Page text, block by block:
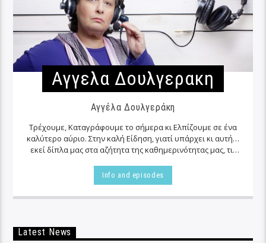
Αγγελα Δουλγερακη
Αγγέλα Δουλγεράκη
Τρέχουμε, Καταγράφουμε το σήμερα κι Ελπίζουμε σε ένα
καλύτερο αύριο. Στην καλή Είδηση, γιατί υπάρχει κι αυτή…
εκεί δίπλα μας στα αζήτητα της καθημερινότητας μας, τις
Info and episodes
Latest News